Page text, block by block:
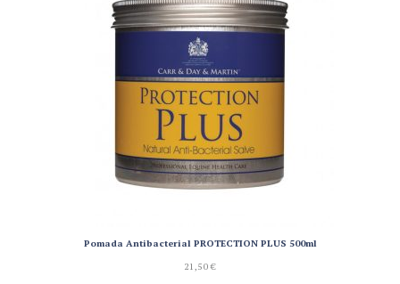
Pomada Antibacterial PROTECTION PLUS 500ml
21,50€